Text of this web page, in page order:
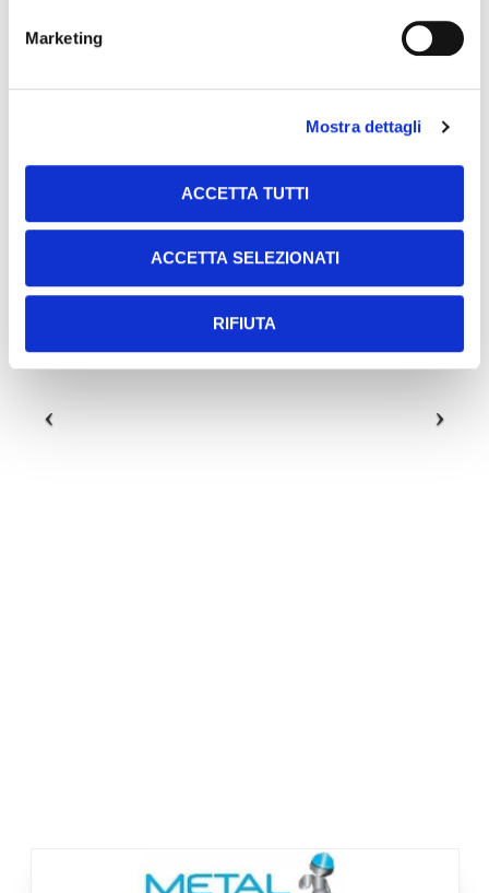
Marketing
Mostra dettagli
ACCETTA TUTTI
ACCETTA SELEZIONATI
RIFIUTA
architecture and applicability foresight required by the